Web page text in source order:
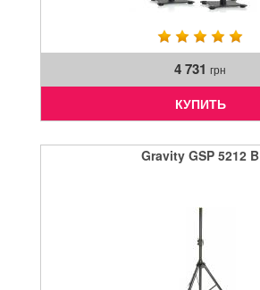
4 731 грн
КУПИТЬ
Gravity GSP 5212 B